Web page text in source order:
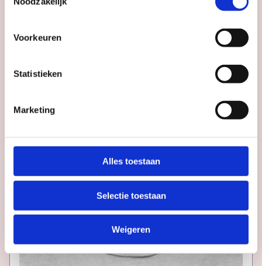
Voorkeuren
Statistieken
Marketing
Alles toestaan
Selectie toestaan
Weigeren